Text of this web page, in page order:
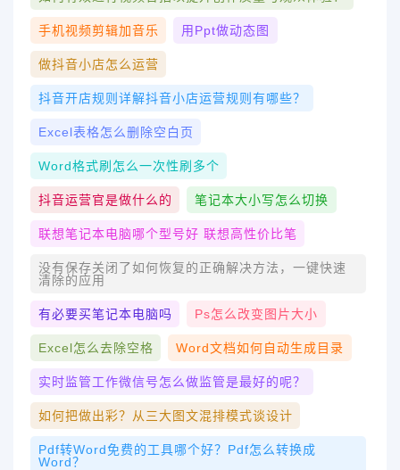
手机视频剪辑加音乐 用ppt做动态图
做抖音小店怎么运营
抖音开店规则详解抖音小店运营规则有哪些？
Excel表格怎么删除空白页
Word格式刷怎么一次性刷多个
抖音运营官是做什么的 笔记本大小写怎么切换
联想笔记本电脑哪个型号好 联想高性价比笔
没有保存关闭了如何恢复的正确解决方法，一键快速
清除的应用
有必要买笔记本电脑吗 Ps怎么改变图片大小
Excel怎么去除空格 Word文档如何自动生成目录
实时监管工作微信号怎么做监管是最好的呢？
如何把做出彩？从三大图文混排模式谈设计
Pdf转word免费的工具哪个好？pdf怎么转换成
Word？